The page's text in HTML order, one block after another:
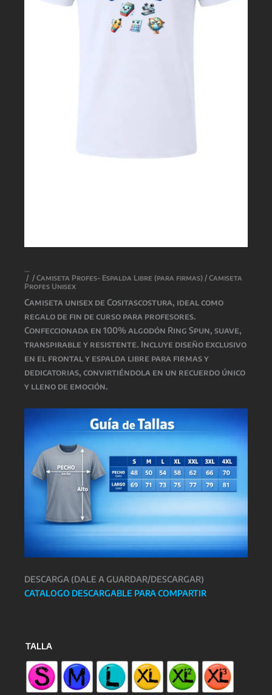
/ / Camiseta Profes- Espalda Libre (para firmas) / Camiseta
Profes Unisex
Camiseta unisex de Cositascostura, ideal como
regalo de fin de curso para profesores.
Confeccionada en 100% algodón Ring Spun, suave,
transpirable y resistente. Incluye diseño exclusivo
en el frontal y espalda libre para firmas y
dedicatorias, convirtiéndola en un recuerdo único
y lleno de emoción.
DESCARGA (DALE A GUARDAR/DESCARGAR)
CATALOGO DESCARGABLE PARA COMPARTIR
TALLA